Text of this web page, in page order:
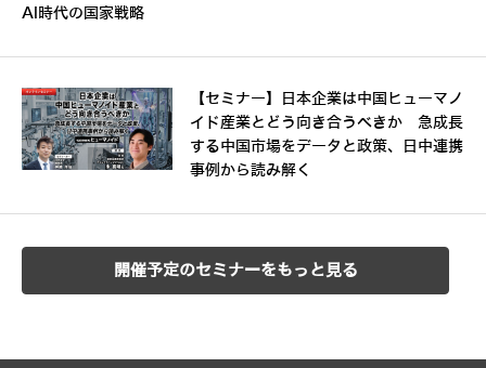
AI時代の国家戦略
【セミナー】日本企業は中国ヒューマノ
イド産業とどう向き合うべきか 急成長
する中国市場をデータと政策、日中連携
事例から読み解く
開催予定のセミナーをもっと見る